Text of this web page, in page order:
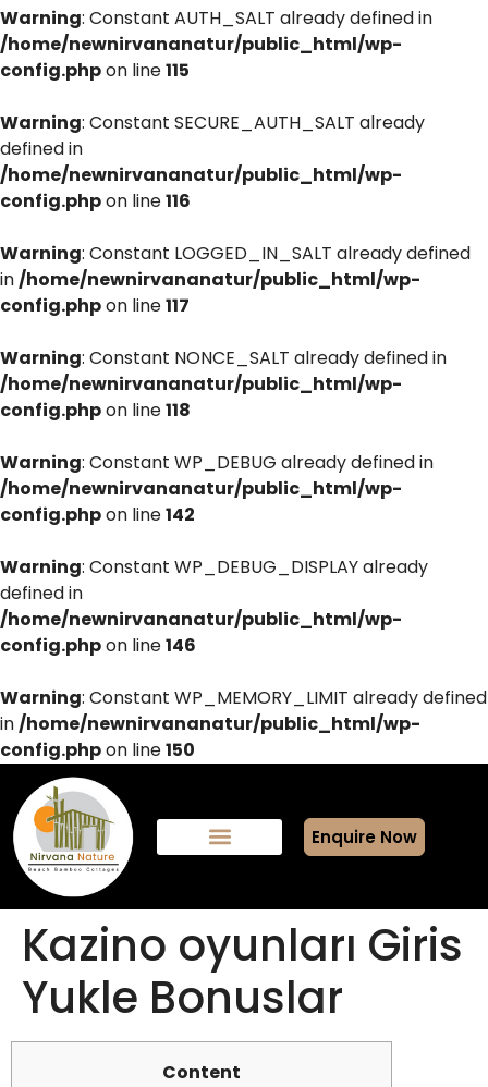
Warning: Constant AUTH_SALT already defined in
/home/newnirvananatur/public_html/wp-
config.phpon line115
Warning: Constant SECURE_AUTH_SALT already
defined in
/home/newnirvananatur/public_html/wp-
config.phpon line116
Warning: Constant LOGGED_IN_SALT already defined
in/home/newnirvananatur/public_html/wp-
config.phpon line117
Warning: Constant NONCE_SALT already defined in
/home/newnirvananatur/public_html/wp-
config.phpon line118
Warning: Constant WP_DEBUG already defined in
/home/newnirvananatur/public_html/wp-
config.phpon line142
Warning: Constant WP_DEBUG_DISPLAY already
defined in
/home/newnirvananatur/public_html/wp-
config.phpon line146
Warning: Constant WP_MEMORY_LIMIT already defined
in/home/newnirvananatur/public_html/wp-
config.phpon line150
Enquire Now
Kazino oyunları Giris
Yukle Bonuslar
Content